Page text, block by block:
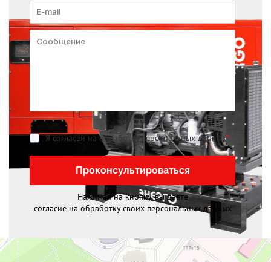
Я согласен на обработку персональных данных*
Проконсультироваться
Нажимая на кнопку, вы даете
согласие на обработку своих персональных данных